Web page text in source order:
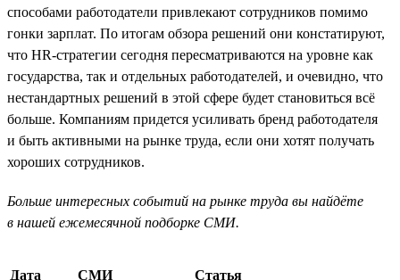
способами работодатели привлекают сотрудников помимо
гонки зарплат. По итогам обзора решений они констатируют,
что HR-стратегии сегодня пересматриваются на уровне как
государства, так и отдельных работодателей, и очевидно, что
нестандартных решений в этой сфере будет становиться всё
больше. Компаниям придется усиливать бренд работодателя
и быть активными на рынке труда, если они хотят получать
хороших сотрудников.
Больше интересных событий на рынке труда вы найдёте
в нашей ежемесячной подборке СМИ.
Дата СМИ Статья